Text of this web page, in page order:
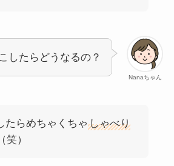
Nanaちゃん
したらどうなるの？
たらめちゃくちゃ しゃべり
笑）